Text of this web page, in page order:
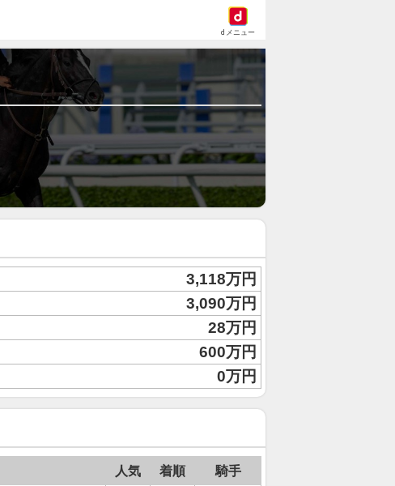
dメニュー
3,118万円
3,090万円
28万円
600万円
0万円
人気 着順 騎手